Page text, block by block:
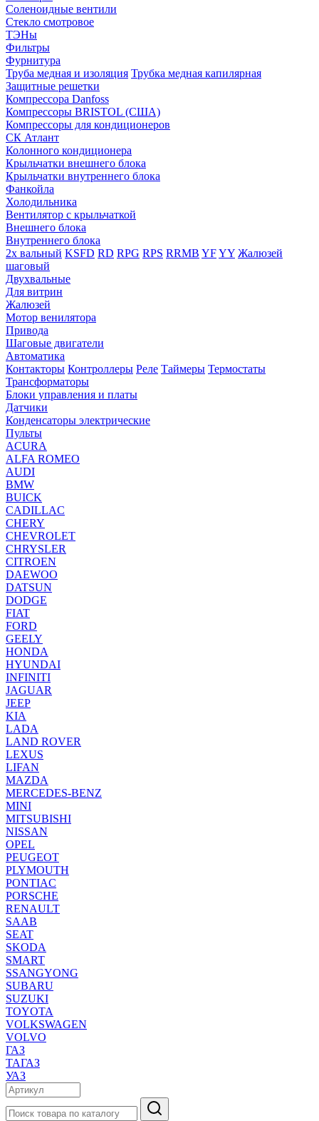
Соленоидные вентили
Стекло смотровое
ТЭНы
Фильтры
Фурнитура
Труба медная и изоляция Трубка медная капилярная
Защитные решетки
Компрессора Danfoss
Компрессоры BRISTOL (США)
Компрессоры для кондиционеров
СК Атлант
Колонного кондиционера
Крыльчатки внешнего блока
Крыльчатки внутреннего блока
Фанкойла
Холодильника
Вентилятор с крыльчаткой
Внешнего блока
Внутреннего блока
2х вальный KSFD RD RPG RPS RRMB YFYY Жалюзей
шаговый
Двухвальные
Для витрин
Жалюзей
Мотор венилятора
Привода
Шаговые двигатели
Автоматика
Контакторы Контроллеры Реле Таймеры Термостаты
Трансформаторы
Блоки управления и платы
Датчики
Конденсаторы электрические
Пульты
ACURA
ALFA ROMEO
AUDI
BMW
BUICK
CADILLAC
CHERY
CHEVROLET
CHRYSLER
CITROEN
DAEWOO
DATSUN
DODGE
FIAT
FORD
GEELY
HONDA
HYUNDAI
INFINITI
JAGUAR
JEEP
KIA
LADA
LAND ROVER
LEXUS
LIFAN
MAZDA
MERCEDES-BENZ
MINI
MITSUBISHI
NISSAN
OPEL
PEUGEOT
PLYMOUTH
PONTIAC
PORSCHE
RENAULT
SAAB
SEAT
SKODA
SMART
SSANGYONG
SUBARU
SUZUKI
TOYOTA
VOLKSWAGEN
VOLVO
ГАЗ
ТАГАЗ
УАЗ